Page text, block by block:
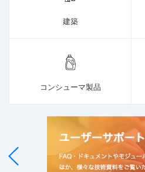
建築
コンシューマ製品